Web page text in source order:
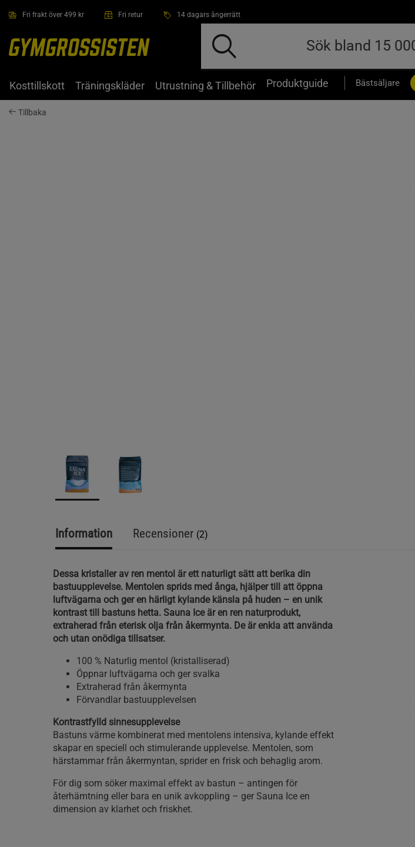
Fri frakt över 499 kr Fri retur 14 dagars ångerrätt
Kosttillskott Träningskläder Utrustning & Tillbehör Produktguide Bästsäljare
Tillbaka
Information Recensioner (2)
Dessa kristaller av ren mentol är ett naturligt sätt att berika din
bastuupplevelse. Mentolen sprids med ånga, hjälper till att öppna
luftvägarna och ger en härligt kylande känsla på huden – en unik
kontrast till bastuns hetta. Sauna Ice är en ren naturprodukt,
extraherad från eterisk olja från åkermynta. De är enkla att använda
och utan onödiga tillsatser.
100 % Naturlig mentol (kristalliserad)
Öppnar luftvägarna och ger svalka
Extraherad från åkermynta
Förvandlar bastuupplevelsen
Kontrastfylld sinnesupplevelse
Bastuns värme kombinerat med mentolens intensiva, kylande effekt
skapar en speciell och stimulerande upplevelse. Mentolen, som
härstammar från åkermyntan, sprider en frisk och behaglig arom.
För dig som söker maximal effekt av bastun – antingen för
återhämtning eller bara en unik avkoppling – ger Sauna Ice en
dimension av klarhet och friskhet.